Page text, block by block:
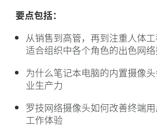
要点包括：
从销售到高管，再到注重人体工
适合组织中各个角色的出色网
为什么笔记本电脑的内置摄像
业生产力
罗技网络摄像头如何改善终端
工作体验